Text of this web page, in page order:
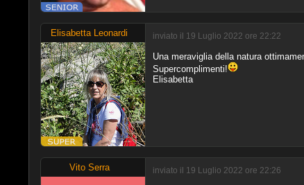
Elisabetta Leonardi inviato il 19 Luglio 2022 ore 22:22
Una meraviglia della natura
Supercomplimenti!
Elisabetta
Vito Serra inviato il 19 Luglio 2022 ore 22:26